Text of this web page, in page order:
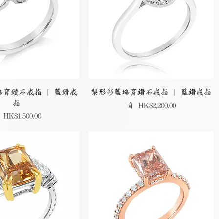
育鑽石戒指 | 藍鑽戒
指
HK$1,500.00
價格
梨形彩藍培育鑽石戒指 | 藍鑽戒指
自 HK$2,200.00
促銷價格